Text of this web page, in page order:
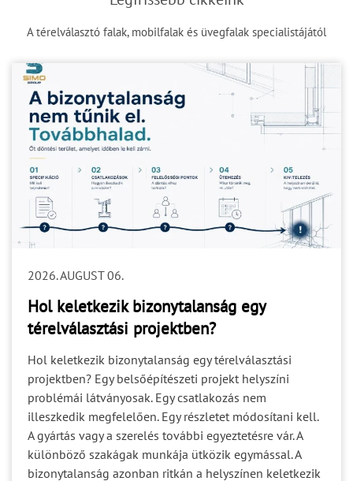
A térelválasztó falak, mobilfalak és üvegfalak specialistájától
2026. AUGUST 06.
Hol keletkezik bizonytalanság egy
térelválasztási projektben?
Hol keletkezik bizonytalanság egy térelválasztási
projektben? Egy belsőépítészeti projekt helyszíni
problémái látványosak. Egy csatlakozás nem
illeszkedik megfelelően. Egy részletet módosítani kell.
A gyártás vagy a szerelés további egyeztetésre vár. A
különböző szakágak munkája ütközik egymással. A
bizonytalanság azonban ritkán a helyszínen keletkezik